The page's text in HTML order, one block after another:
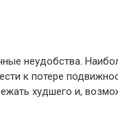
неудобства.
к потере
худшего и,